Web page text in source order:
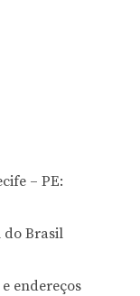
– PE:
do Brasil
endereços